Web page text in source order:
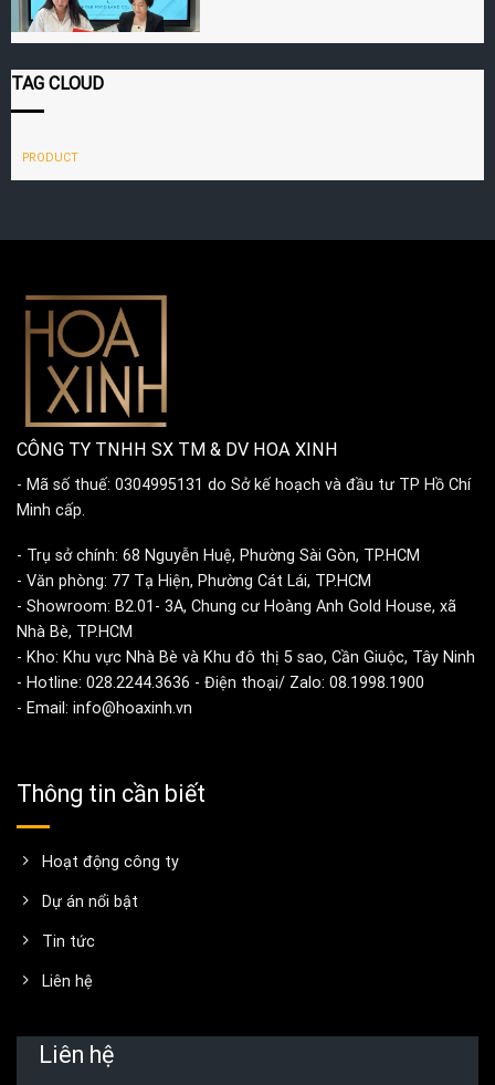
TAG CLOUD
PRODUCT
CÔNG TY TNHH SX TM & DV HOA XINH
- Mã số thuế: 0304995131 do Sở kế hoạch và đầu tư TP Hồ Chí
Minh cấp.
- Trụ sở chính: 68 Nguyễn Huệ, Phường Sài Gòn, TP.HCM
- Văn phòng: 77 Tạ Hiện, Phường Cát Lái, TP.HCM
- Showroom: B2.01- 3A, Chung cư Hoàng Anh Gold House, xã
Nhà Bè, TP.HCM
- Kho: Khu vực Nhà Bè và Khu đô thị 5 sao, Cần Giuộc, Tây Ninh
- Hotline: 028.2244.3636 - Điện thoại/ Zalo: 08.1998.1900
- Email: info@hoaxinh.vn
Thông tin cần biết
Hoạt động công ty
Dự án nổi bật
Tin tức
Liên hệ
Liên hệ